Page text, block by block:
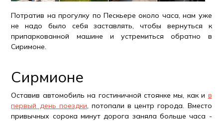
Потратив на прогулку по Пескьере около часа, нам уже
не надо было себя заставлять, чтобы вернуться к
припаркованной машине и устремиться обратно в
Сиримоне.
Сирмионе
Оставив автомобиль на гостиничной стоянке мы, как и в
первый день поездки, потопали в центр города. Вместо
привычных сорока минут дорога заняла больше часа -